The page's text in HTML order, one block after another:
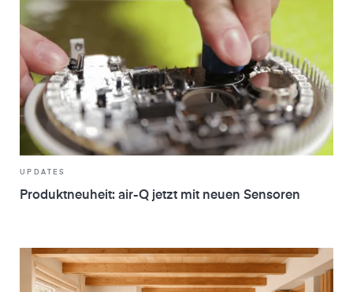
UPDATES
Produktneuheit: air-Q jetzt mit neuen Sensoren